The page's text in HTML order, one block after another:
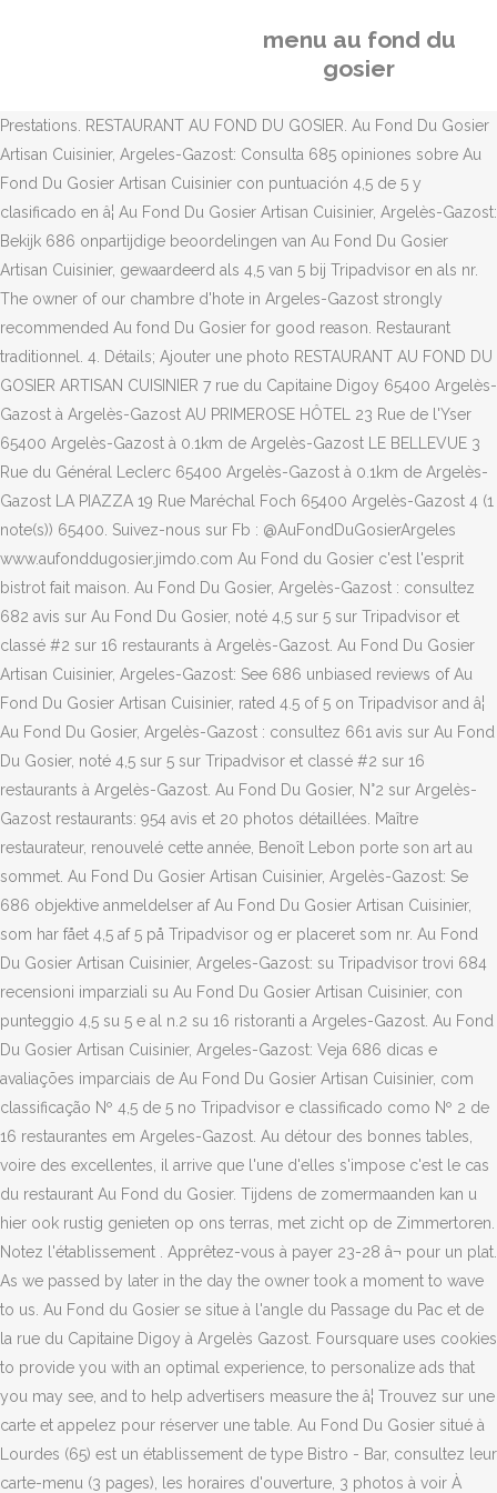
menu au fond du
gosier
Prestations. RESTAURANT AU FOND DU GOSIER. Au Fond Du Gosier
Artisan Cuisinier, Argeles-Gazost: Consulta 685 opiniones sobre Au
Fond Du Gosier Artisan Cuisinier con puntuación 4,5 de 5 y
clasificado en â¦ Au Fond Du Gosier Artisan Cuisinier, Argelès-Gazost:
Bekijk 686 onpartijdige beoordelingen van Au Fond Du Gosier
Artisan Cuisinier, gewaardeerd als 4,5 van 5 bij Tripadvisor en als nr.
The owner of our chambre d'hote in Argeles-Gazost strongly
recommended Au fond Du Gosier for good reason. Restaurant
traditionnel. 4. Détails; Ajouter une photo RESTAURANT AU FOND DU
GOSIER ARTISAN CUISINIER 7 rue du Capitaine Digoy 65400 Argelès-
Gazost à Argelès-Gazost AU PRIMEROSE HÔTEL 23 Rue de l'Yser
65400 Argelès-Gazost à 0.1km de Argelès-Gazost LE BELLEVUE 3
Rue du Général Leclerc 65400 Argelès-Gazost à 0.1km de Argelès-
Gazost LA PIAZZA 19 Rue Maréchal Foch 65400 Argelès-Gazost 4 (1
note(s)) 65400. Suivez-nous sur Fb : @AuFondDuGosierArgeles
www.aufonddugosier.jimdo.com Au Fond du Gosier c'est l'esprit
bistrot fait maison. Au Fond Du Gosier, Argelès-Gazost : consultez
682 avis sur Au Fond Du Gosier, noté 4,5 sur 5 sur Tripadvisor et
classé #2 sur 16 restaurants à Argelès-Gazost. Au Fond Du Gosier
Artisan Cuisinier, Argeles-Gazost: See 686 unbiased reviews of Au
Fond Du Gosier Artisan Cuisinier, rated 4.5 of 5 on Tripadvisor and â¦
Au Fond Du Gosier, Argelès-Gazost : consultez 661 avis sur Au Fond
Du Gosier, noté 4,5 sur 5 sur Tripadvisor et classé #2 sur 16
restaurants à Argelès-Gazost. Au Fond Du Gosier, N°2 sur Argelès-
Gazost restaurants: 954 avis et 20 photos détaillées. Maître
restaurateur, renouvelé cette année, Benoît Lebon porte son art au
sommet. Au Fond Du Gosier Artisan Cuisinier, Argelès-Gazost: Se
686 objektive anmeldelser af Au Fond Du Gosier Artisan Cuisinier,
som har fået 4,5 af 5 på Tripadvisor og er placeret som nr. Au Fond
Du Gosier Artisan Cuisinier, Argeles-Gazost: su Tripadvisor trovi 684
recensioni imparziali su Au Fond Du Gosier Artisan Cuisinier, con
punteggio 4,5 su 5 e al n.2 su 16 ristoranti a Argeles-Gazost. Au Fond
Du Gosier Artisan Cuisinier, Argeles-Gazost: Veja 686 dicas e
avaliações imparciais de Au Fond Du Gosier Artisan Cuisinier, com
classificação Nº 4,5 de 5 no Tripadvisor e classificado como Nº 2 de
16 restaurantes em Argeles-Gazost. Au détour des bonnes tables,
voire des excellentes, il arrive que l'une d'elles s'impose c'est le cas
du restaurant Au Fond du Gosier. Tijdens de zomermaanden kan u
hier ook rustig genieten op ons terras, met zicht op de Zimmertoren.
Notez l'établissement . Apprêtez-vous à payer 23-28 â¬ pour un plat.
As we passed by later in the day the owner took a moment to wave
to us. Au Fond du Gosier se situe à l'angle du Passage du Pac et de
la rue du Capitaine Digoy à Argelès Gazost. Foursquare uses cookies
to provide you with an optimal experience, to personalize ads that
you may see, and to help advertisers measure the â¦ Trouvez sur une
carte et appelez pour réserver une table. Au Fond Du Gosier situé à
Lourdes (65) est un établissement de type Bistro - Bar, consultez leur
carte-menu (3 pages), les horaires d'ouverture, 3 photos à voir À